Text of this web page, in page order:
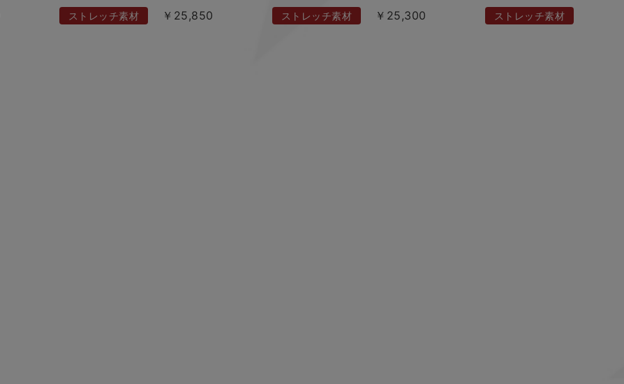
ストレッチ素材 ￥25,850 ストレッチ素材 ￥25,300 ストレッチ素材